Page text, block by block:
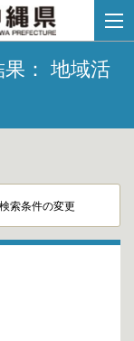
： 地域活
検索条件の変更